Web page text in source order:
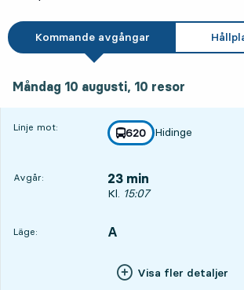
Kommande avgångar
Måndag 10 augusti, 10 resor
Linje mot: linje
620
mot
Hidinge
,
Avgår: 23 min
Avgår, Kl. 15:07, om 23 min
Kl. 15:07
Läge:
LÄGE, A
,
Visa fler detaljer